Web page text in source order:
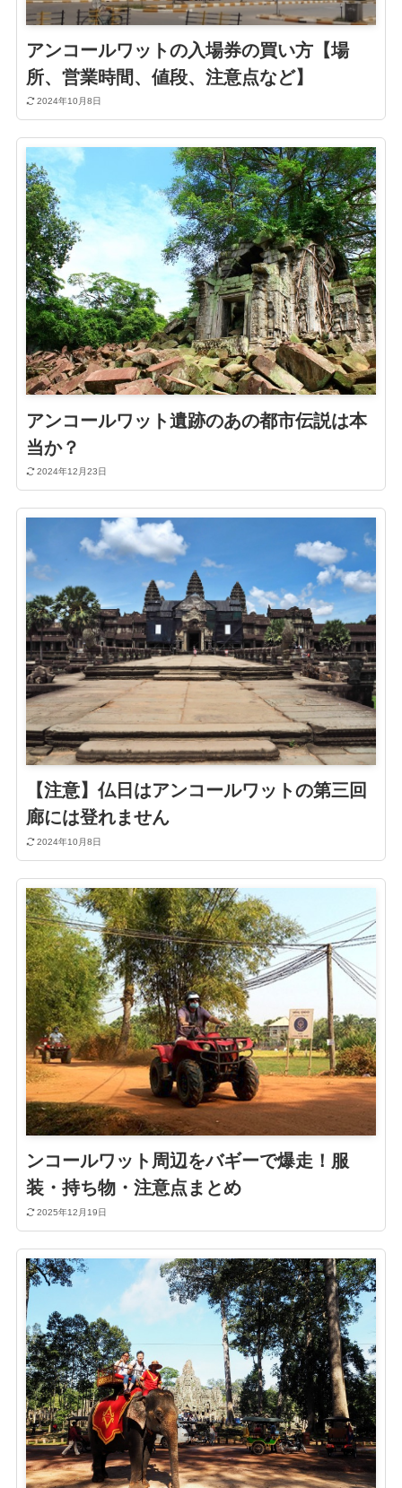
アンコールワットの入場券の買い方【場
所、営業時間、値段、注意点など】
2024年10月8日
アンコールワット遺跡のあの都市伝説は本
当か？
2024年12月23日
【注意】仏日はアンコールワットの第三回
廊には登れません
2024年10月8日
ンコールワット周辺をバギーで爆走！服
装・持ち物・注意点まとめ
2025年12月19日